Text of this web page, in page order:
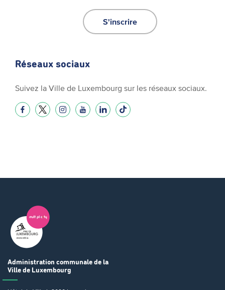
S'inscrire
Réseaux sociaux
Suivez la Ville de Luxembourg sur les réseaux sociaux.
Administration communale de la
Ville de Luxembourg